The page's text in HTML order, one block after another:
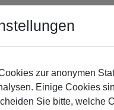
innerhalb Österreichs·
zur anonymen
Einige Cookies
Sie bitte, welche